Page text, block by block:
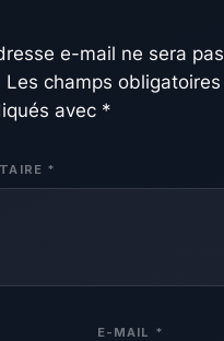
e-mail ne sera pas
Les champs obligatoires
avec *
*
E-MAIL *